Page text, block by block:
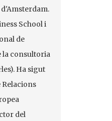
Schooli
de
la consultoria
Ha sigut
del